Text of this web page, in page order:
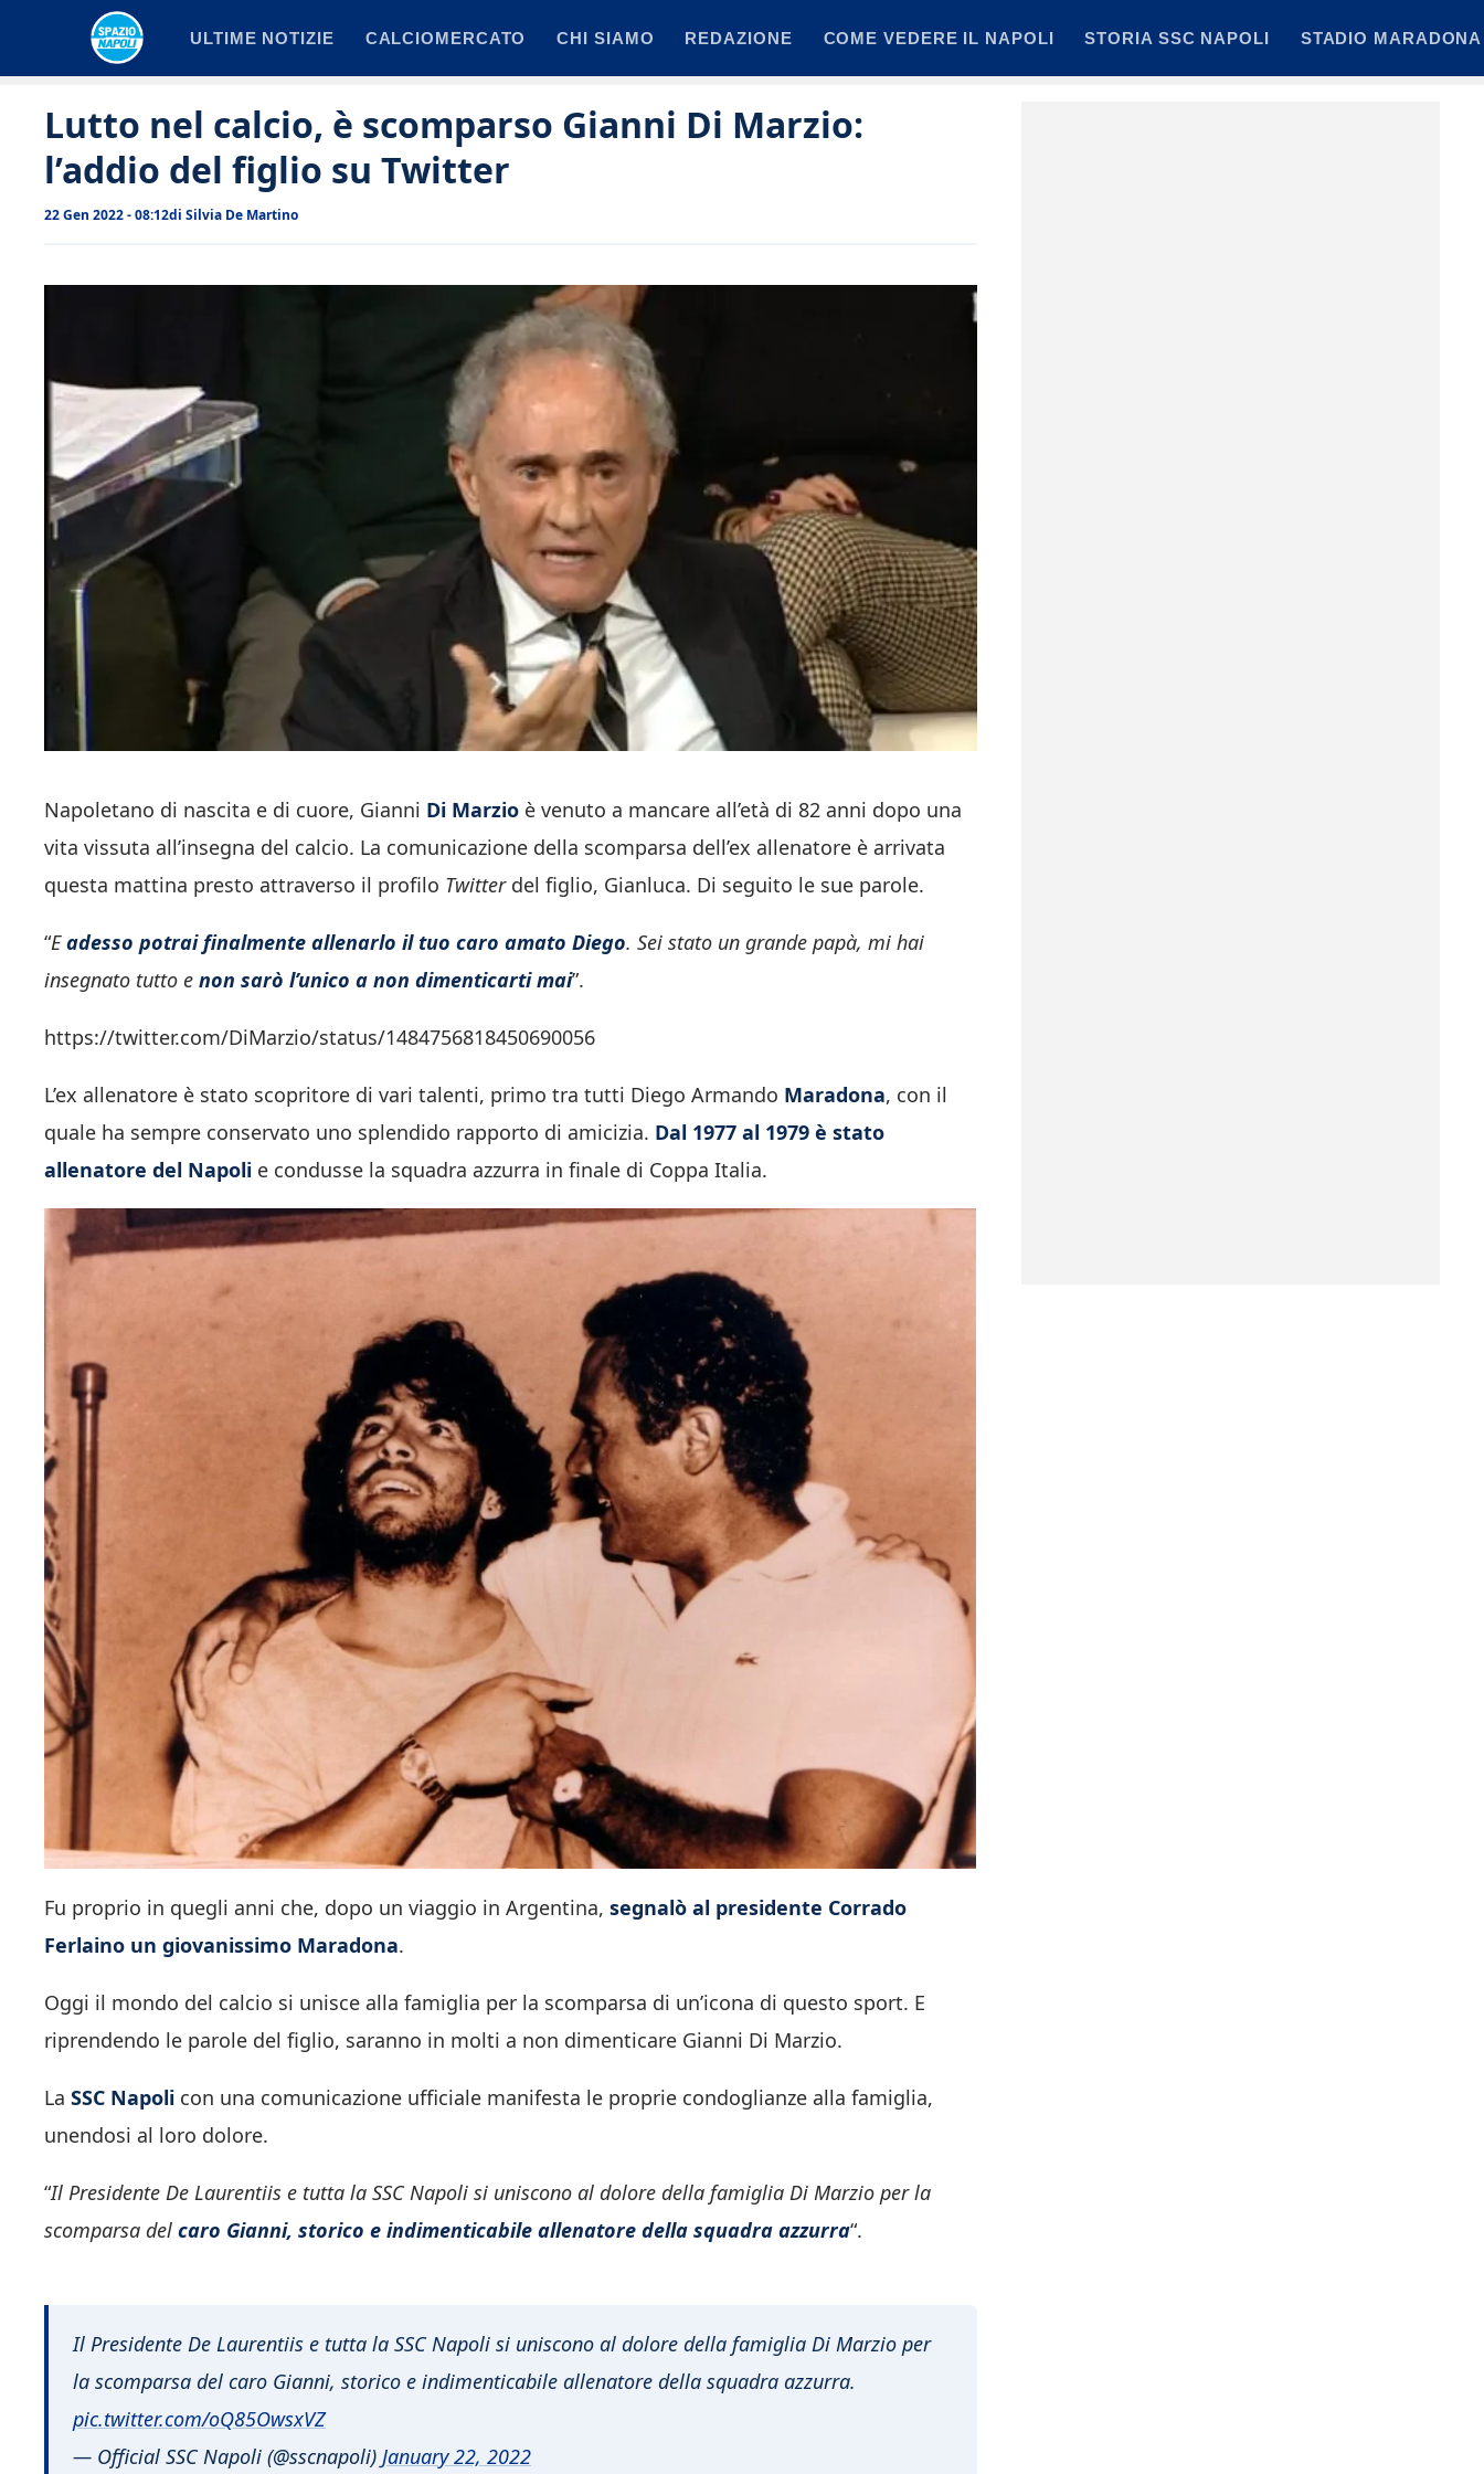
ULTIME NOTIZIE CALCIOMERCATO CHI SIAMO REDAZIONE COME VEDERE IL NAPOLI STORIA SSC NAPOLI STADIO MARADONA
Lutto nel calcio, è scomparso Gianni Di Marzio:
l’addio del figlio su Twitter
22 Gen 2022 - 08:12di Silvia De Martino
Napoletano di nascita e di cuore, Gianni Di Marzio è venuto a mancare all’età di 82 anni dopo una
vita vissuta all’insegna del calcio. La comunicazione della scomparsa dell’ex allenatore è arrivata
questa mattina presto attraverso il profilo Twitter del figlio, Gianluca. Di seguito le sue parole.
“Eadesso potrai finalmente allenarlo il tuo caro amato Diego. Sei stato un grande papà, mi hai
insegnato tutto e non sarò l’unico a non dimenticarti mai”.
https://twitter.com/DiMarzio/status/1484756818450690056
L’ex allenatore è stato scopritore di vari talenti, primo tra tutti Diego Armando Maradona, con il
quale ha sempre conservato uno splendido rapporto di amicizia. Dal 1977 al 1979 è stato
allenatore del Napoli e condusse la squadra azzurra in finale di Coppa Italia.
Fu proprio in quegli anni che, dopo un viaggio in Argentina, segnalò al presidente Corrado
Ferlaino un giovanissimo Maradona.
Oggi il mondo del calcio si unisce alla famiglia per la scomparsa di un’icona di questo sport. E
riprendendo le parole del figlio, saranno in molti a non dimenticare Gianni Di Marzio.
La SSC Napoli con una comunicazione ufficiale manifesta le proprie condoglianze alla famiglia,
unendosi al loro dolore.
“Il Presidente De Laurentiis e tutta la SSC Napoli si uniscono al dolore della famiglia Di Marzio per la
scomparsa del caro Gianni, storico e indimenticabile allenatore della squadra azzurra“.
la scomparsa del caro Gianni, storico e indimenticabile allenatore della squadra azzurra.
pic.twitter.com/oQ85OwsxVZ
— Official SSC Napoli (@sscnapoli)